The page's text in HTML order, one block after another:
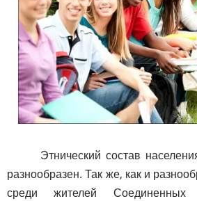
Этнический состав
разнообразен. Так же, как и
среди жителей